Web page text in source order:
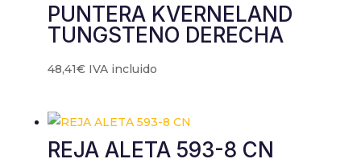
PUNTERA KVERNELAND
TUNGSTENO DERECHA
48,41€ IVA incluido
REJA ALETA 593-8 CN